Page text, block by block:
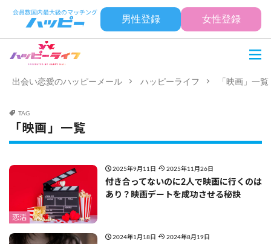
男性登録 女性登録
出会い恋愛のハッピーメール ハッピーライフ 「映画」一覧
TAG
「映画」一覧
恋活
2025年9月11日 2025年11月26日
付き合ってないのに2人で映画に行くのは
あり？映画デートを成功させる秘訣
2024年1月18日 2024年8月19日